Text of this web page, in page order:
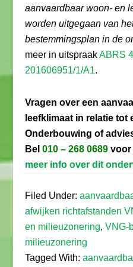
aanvaardbaar woon- en
worden uitgegaan van
bestemmingsplan in de
meer in uitspraakABRS
201606951/1/A1.
Vragen over een
leefklimaat in relatie
Onderbouwing of
Bel010 – 268 0689 voor
meer info over dit
Filed Under:
afwijken richtafstanden
en milieuzonering,VNG-
milieuzonering
Tagged With: